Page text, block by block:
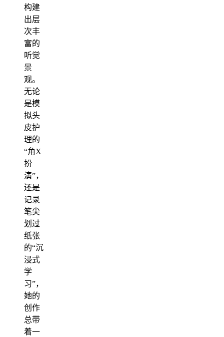
构建
出层
次丰
富的
听觉
景
观。
无论
是模
拟头
皮护
理的
“角X
扮
演”，
还是
记录
笔尖
划过
纸张
的“沉
浸式
学
习”，
她的
创作
总带
着一